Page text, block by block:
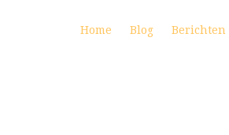
Home Blog Berichten